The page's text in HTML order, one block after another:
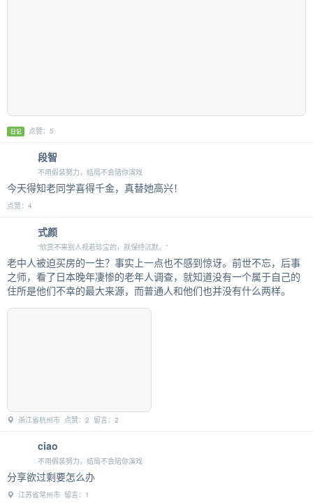
日记 点赞：5
段智
不用假装努力，结局不会陪你演戏
今天得知老同学喜得千金，真替她高兴！
点赞：4
式颜
“欣赏不来别人视若珍宝的，就保持沉默。”
老中人被迫买房的一生？事实上一点也不感到惊讶。前世不忘，后事
之师，看了日本晚年凄惨的老年人调查，就知道没有一个属于自己的
住所是他们不幸的最大来源，而普通人和他们也并没有什么两样。
浙江省杭州市 点赞：2 留言：2
ciao
不用假装努力，结局不会陪你演戏
分享欲过剩要怎么办
江苏省常州市 留言：1